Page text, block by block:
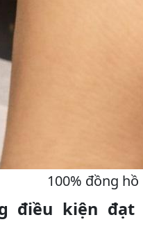
100% đồng
điều kiện đạt